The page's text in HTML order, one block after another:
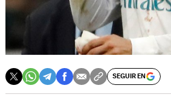
SEGUIR EN